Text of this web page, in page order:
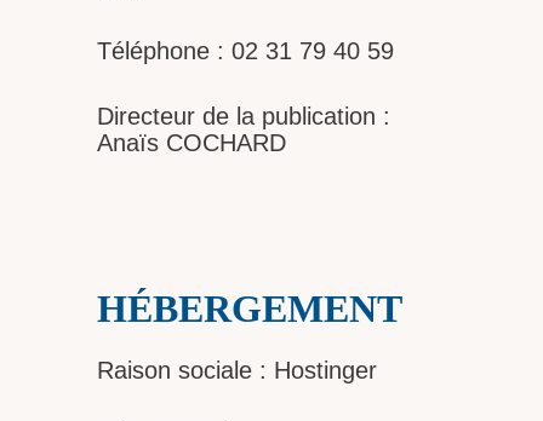
Téléphone : 02 31 79 40 59
Directeur de la publication :
Anaïs COCHARD
HÉBERGEMENT
Raison sociale : Hostinger